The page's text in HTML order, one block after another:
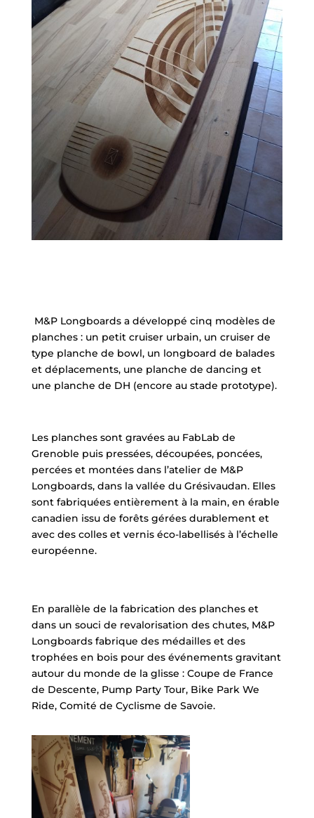
M&P Longboards a développé cinq modèles de
planches : un petit cruiser urbain, un cruiser de
type planche de bowl, un longboard de balades
et déplacements, une planche de dancing et
une planche de DH (encore au stade prototype).
Les planches sont gravées au FabLab de
Grenoble puis pressées, découpées, poncées,
percées et montées dans l’atelier de M&P
Longboards, dans la vallée du Grésivaudan. Elles
sont fabriquées entièrement à la main, en érable
canadien issu de forêts gérées durablement et
avec des colles et vernis éco-labellisés à l’échelle
européenne.
En parallèle de la fabrication des planches et
dans un souci de revalorisation des chutes, M&P
Longboards fabrique des médailles et des
trophées en bois pour des événements gravitant
autour du monde de la glisse : Coupe de France
de Descente, Pump Party Tour, Bike Park We
Ride, Comité de Cyclisme de Savoie.